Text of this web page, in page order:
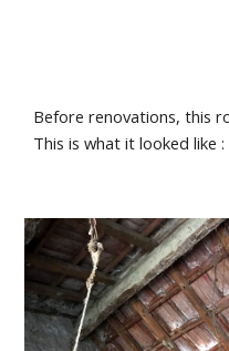
Before renovations, this
This is what it looked like :